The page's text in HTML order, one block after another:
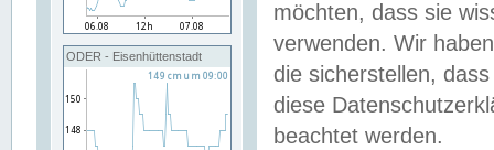
ODER - Eisenhüttenstadt
möchten, dass sie
verwenden. Wir
die sicherstellen,
diese
beachtet werden.